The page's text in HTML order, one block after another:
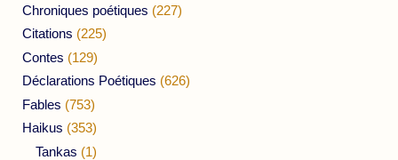
Chroniques poétiques (227)
Citations (225)
Contes (129)
Déclarations Poétiques (626)
Fables (753)
Haikus (353)
Tankas (1)